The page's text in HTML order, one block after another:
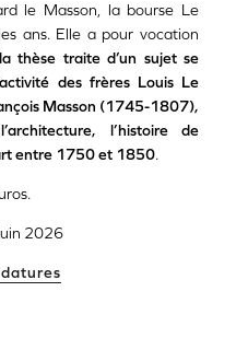
le Masson, la bourse Le
ans. Elle a pour vocation
thèse traite d’un sujet se
des frères Louis Le
Masson (1745-1807),
l’histoire de
entre 1750 et 1850.
2026